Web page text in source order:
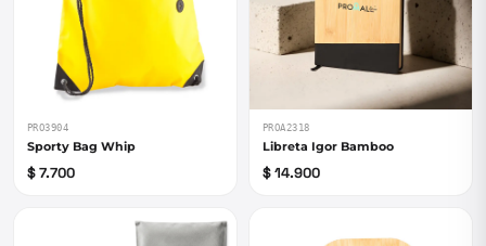
PRO3904
Sporty Bag Whip
$ 7.700
PROA2318
Libreta Igor Bamboo
$ 14.900